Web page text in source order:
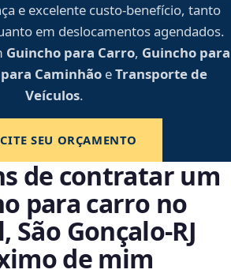
e excelente custo-benefício, tanto
em deslocamentos agendados.
Guincho para Carro, Guincho para
CaminhãoeTransporte de
Veículos.
SEU ORÇAMENTO
de contratar um
para carro no
São Gonçalo‑RJ
de mim